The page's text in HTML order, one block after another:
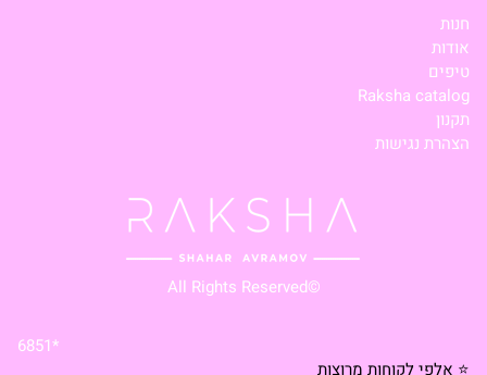
חנות
אודות
טיפים
Raksha catalog
תקנון
הצהרת נגישות
©All Rights Reserved
*6851
⭐ אלפי לקוחות מרוצות